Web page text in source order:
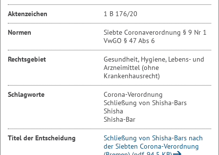
Aktenzeichen 1 B 176/20
Normen
Siebte Coronaverordnung § 9 Nr 1
VwGO § 47 Abs 6
Rechtsgebiet
Gesundheit, Hygiene, Lebens- und
Arzneimittel (ohne
Krankenhausrecht)
Schlagworte
Corona-Verordnung
Schließung von Shisha-Bars
Shisha
Shisha-Bar
Titel der Entscheidung
Schließung von Shisha-Bars nach
der Siebten Corona-Verordnung